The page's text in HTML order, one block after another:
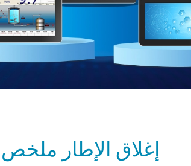
إغلاق الإطار ملخص